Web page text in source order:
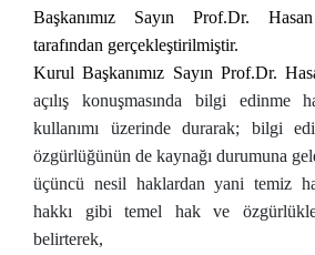
Başkanımız Sayın Prof.Dr.
tarafından gerçekleştirilmiştir.
Kurul Başkanımız Sayın Prof.Dr.
açılış konuşmasında bilgi edinme
kullanımı üzerinde durarak; bilgi
özgürlüğünün de kaynağı durumuna
üçüncü nesil haklardan yani temiz
hakkı gibi temel hak ve
belirterek,